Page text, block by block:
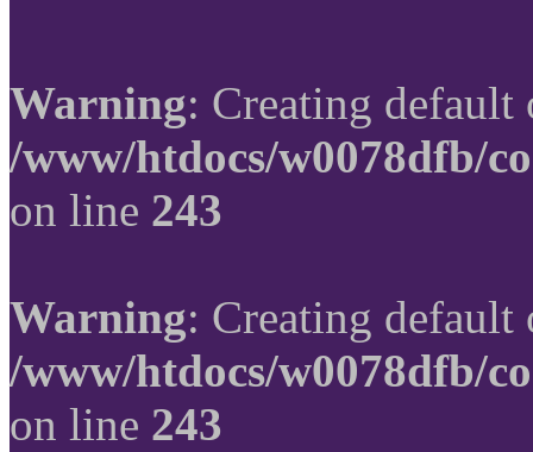
Warning: Creating
/www/htdocs/w0078dfb/
on line 243
Warning: Creating
/www/htdocs/w0078dfb/
on line 243